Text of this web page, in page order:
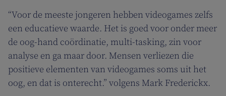
“Voor de meeste jongeren hebben videogames zelfs
een educatieve waarde. Het is goed voor onder meer
de oog-hand coördinatie, multi-tasking, zin voor
analyse en ga maar door. Mensen verliezen die
positieve elementen van videogames soms uit het
oog, en dat is onterecht.” volgens Mark Frederickx.